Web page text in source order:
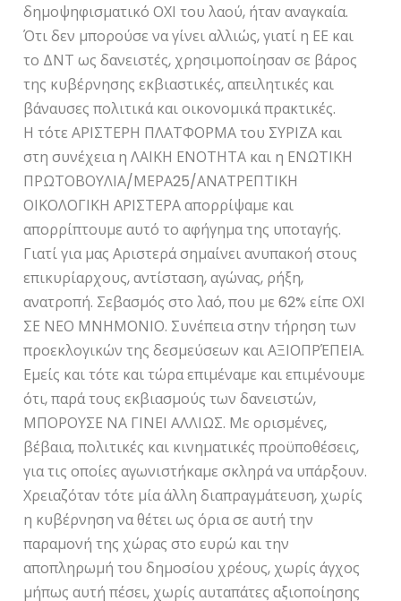
δημοψηφισματικό ΟΧΙ του λαού, ήταν αναγκαία.
Ότι δεν μπορούσε να γίνει αλλιώς, γιατί η ΕΕ και
το ΔΝΤ ως δανειστές, χρησιμοποίησαν σε βάρος
της κυβέρνησης εκβιαστικές, απειλητικές και
βάναυσες πολιτικά και οικονομικά πρακτικές.
Η τότε ΑΡΙΣΤΕΡΗ ΠΛΑΤΦΟΡΜΑ του ΣΥΡΙΖΑ και
στη συνέχεια η ΛΑΙΚΗ ΕΝΟΤΗΤΑ και η ΕΝΩΤΙΚΗ
ΠΡΩΤΟΒΟΥΛΙΑ/ΜΕΡΑ25/ΑΝΑΤΡΕΠΤΙΚΗ
ΟΙΚΟΛΟΓΙΚΗ ΑΡΙΣΤΕΡΑ απορρίψαμε και
απορρίπτουμε αυτό το αφήγημα της υποταγής.
Γιατί για μας Αριστερά σημαίνει ανυπακοή στους
επικυρίαρχους, αντίσταση, αγώνας, ρήξη,
ανατροπή. Σεβασμός στο λαό, που με 62% είπε ΟΧΙ
ΣΕ ΝΕΟ ΜΝΗΜΟΝΙΟ. Συνέπεια στην τήρηση των
προεκλογικών της δεσμεύσεων και ΑΞΙΟΠΡΈΠΕΙΑ.
Εμείς και τότε και τώρα επιμέναμε και επιμένουμε
ότι, παρά τους εκβιασμούς των δανειστών,
ΜΠΟΡΟΥΣΕ ΝΑ ΓΙΝΕΙ ΑΛΛΙΩΣ. Με ορισμένες,
βέβαια, πολιτικές και κινηματικές προϋποθέσεις,
για τις οποίες αγωνιστήκαμε σκληρά να υπάρξουν.
Χρειαζόταν τότε μία άλλη διαπραγμάτευση, χωρίς
η κυβέρνηση να θέτει ως όρια σε αυτή την
παραμονή της χώρας στο ευρώ και την
αποπληρωμή του δημοσίου χρέους, χωρίς άγχος
μήπως αυτή πέσει, χωρίς αυταπάτες αξιοποίησης